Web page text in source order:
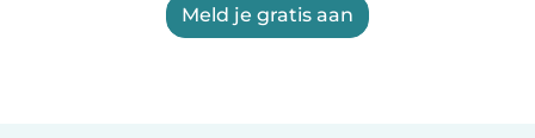
Meld je gratis aan